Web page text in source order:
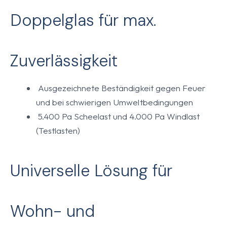
Doppelglas für max.
Zuverlässigkeit
Ausgezeichnete Beständigkeit gegen Feuer
und bei schwierigen Umweltbedingungen
5.400 Pa Scheelast und 4.000 Pa Windlast
(Testlasten)
Universelle Lösung für
Wohn- und